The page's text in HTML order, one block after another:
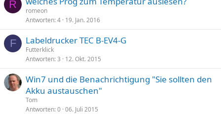
R
romeon
Antworten 4 19. Jan. 2016
F Labeldrucker TEC B-EV4-G
Futterklick
Antworten 3 12. Okt. 2015
Win7 und die Benachrichtigung "Sie sollten den
Akku austauschen"
Tom
Antworten 0 06. Juli 2015